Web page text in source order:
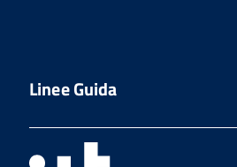
Linee Guida